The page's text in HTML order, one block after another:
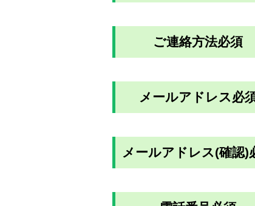
ご連絡方法必須
メールアドレス必
メールアドレス(確認)